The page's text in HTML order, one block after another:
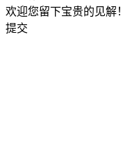
欢迎您留下宝贵的见解！
提交